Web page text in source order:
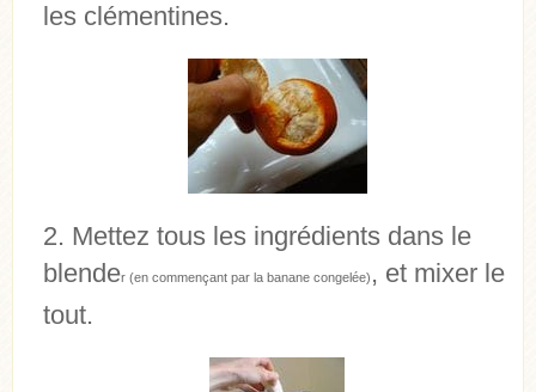
les clémentines.
Mettez tous les ingrédients dans le
blender (en commençant par la banane congelée) , et mixer le
tout.